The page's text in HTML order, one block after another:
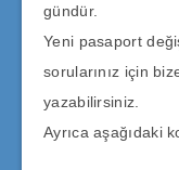
gündür.
Yeni pasaport
sorularınız için
yazabilirsiniz.
Ayrıca aşağıdaki